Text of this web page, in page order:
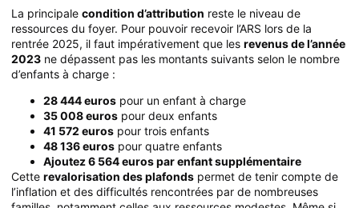
La principale condition d’attribution reste le niveau de
ressources du foyer. Pour pouvoir recevoir l’ARS lors de la
rentrée 2025, il faut impérativement que les revenus de l’année
2023 ne dépassent pas les montants suivants selon le nombre
d’enfants à charge :
28 444 euros pour un enfant à charge
35 008 euros pour deux enfants
41 572 euros pour trois enfants
48 136 euros pour quatre enfants
Ajoutez 6 564 euros par enfant supplémentaire
Cette revalorisation des plafonds permet de tenir compte de
l’inflation et des difficultés rencontrées par de nombreuses